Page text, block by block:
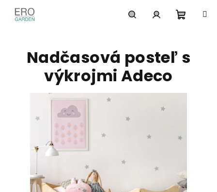
obsah
košík
Nadčasová posteľ s
výkrojmi Adeco